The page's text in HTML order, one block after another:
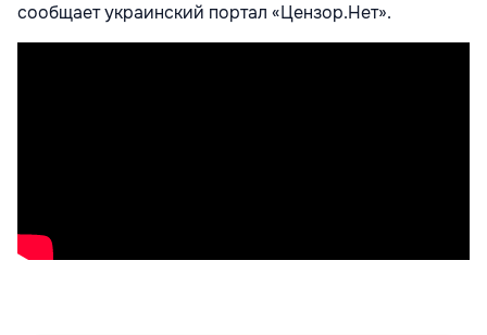
сообщает украинский портал «Цензор.Нет».